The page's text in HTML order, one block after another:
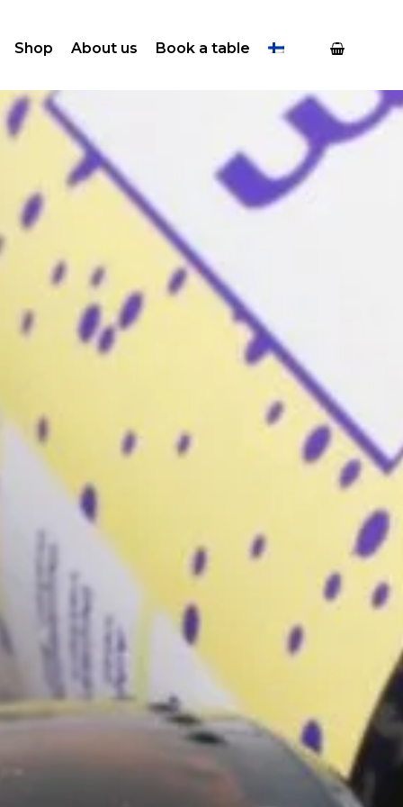
Shop About us Book a table